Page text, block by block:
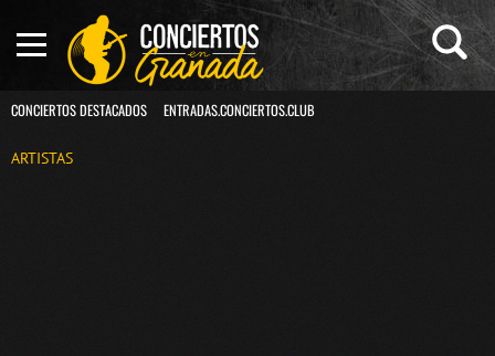
CONCIERTOS DESTACADOS ENTRADAS.CONCIERTOS.CLUB
ARTISTAS